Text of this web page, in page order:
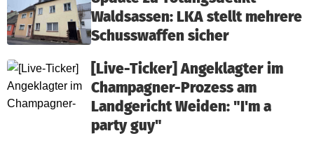
Waldsassen: LKA stellt mehrere
Schusswaffen sicher
[Live-Ticker] Angeklagter im
Champagner-Prozess am
Landgericht Weiden: "I'm a
party guy"